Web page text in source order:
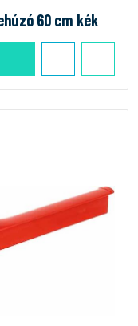
60 cm kék